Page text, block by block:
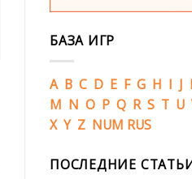
БАЗА ИГР
A B C D E F G H I J
M N O P Q R S T U
X Y Z NUM RUS
ПОСЛЕДНИЕ